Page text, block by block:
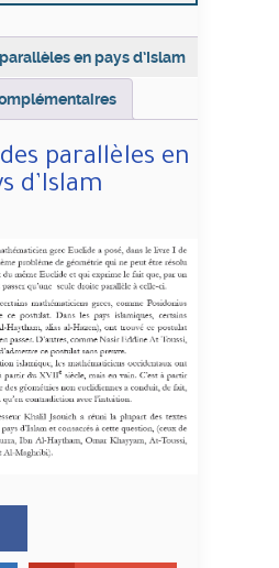
en pays d’Islam
parallèles en
d’Islam